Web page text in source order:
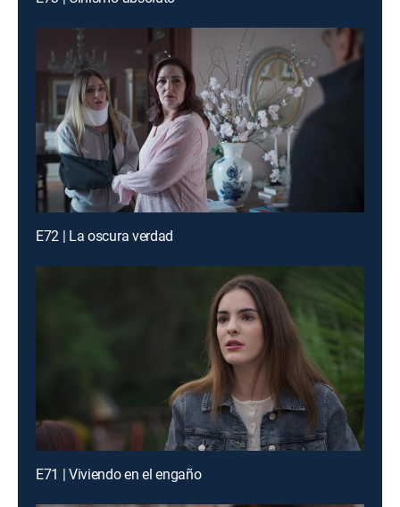
E72 | La oscura verdad
E71 | Viviendo en el engaño